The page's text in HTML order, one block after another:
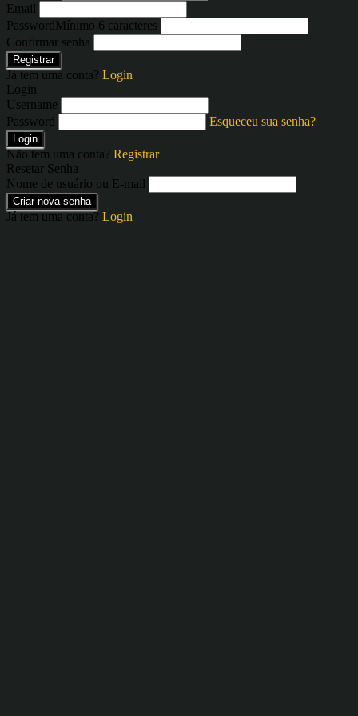
Email
PasswordMínimo 6 caracteres
Confirmar senha
Registrar
Já tem uma conta? Login
Login
Username
Password
Esqueceu sua senha?
Login
Não tem uma conta? Registrar
Resetar Senha
Nome de usuário ou E-mail
Criar nova senha
Já tem uma conta? Login